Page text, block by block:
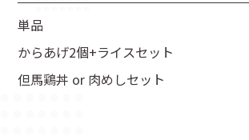
単品
からあげ2個+ライスセット
但馬鶏丼 or 肉めしセット